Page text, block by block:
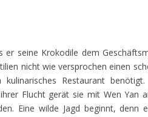
seine Krokodile dem
nicht wie versprochen einen
Restaurant
Flucht gerät sie mit Wen Yan
Eine wilde Jagd beginnt, denn